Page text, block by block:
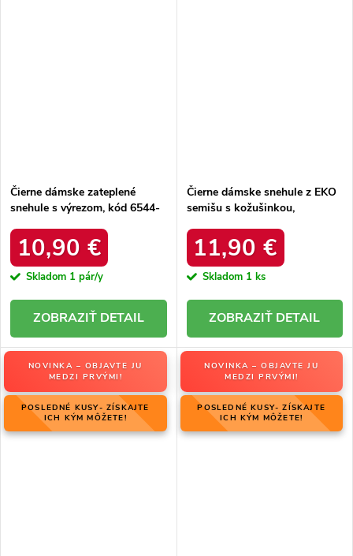
Čierne dámske zateplené
snehule s výrezom, kód 6544-
10,90 €
Skladom 1 pár/y
DETAIL
Čierne dámske snehule z EKO
semišu s kožušinkou,
11,90 €
Skladom 1 ks
DETAIL
NOVINKA – OBJAVTE JU
MEDZI PRVÝMI!
POSLEDNÉ KUSY- ZÍSKAJTE
ICH KÝM MÔŽETE!
NOVINKA – OBJAVTE JU
MEDZI PRVÝMI!
POSLEDNÉ KUSY- ZÍSKAJTE
ICH KÝM MÔŽETE!